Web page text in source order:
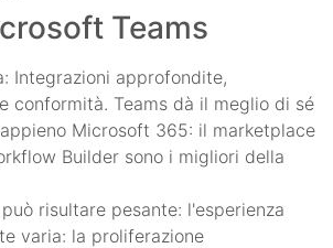
Teams
Integrazioni approfondite,
conformità. Teams dà il meglio di sé
Microsoft 365: il marketplace
Builder sono i migliori della
risultare pesante: l'esperienza
varia: la proliferazione